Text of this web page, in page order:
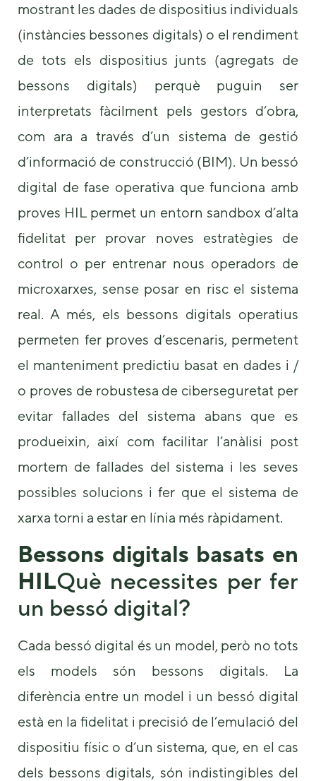
mostrant les dades de dispositius individuals
(instàncies bessones digitals) o el rendiment
de tots els dispositius junts (agregats de
bessons digitals) perquè puguin ser
interpretats fàcilment pels gestors d’obra,
com ara a través d’un sistema de gestió
d’informació de construcció (BIM). Un bessó
digital de fase operativa que funciona amb
proves HIL permet un entorn sandbox d’alta
fidelitat per provar noves estratègies de
control o per entrenar nous operadors de
microxarxes, sense posar en risc el sistema
real. A més, els bessons digitals operatius
permeten fer proves d’escenaris, permetent
el manteniment predictiu basat en dades i /
o proves de robustesa de ciberseguretat per
evitar fallades del sistema abans que es
produeixin, així com facilitar l’anàlisi post
mortem de fallades del sistema i les seves
possibles solucions i fer que el sistema de
xarxa torni a estar en línia més ràpidament.
Bessons digitals basats en
HILQuè necessites per fer
un bessó digital?
Cada bessó digital és un model, però no tots
els models són bessons digitals. La
diferència entre un model i un bessó digital
està en la fidelitat i precisió de l’emulació del
dispositiu físic o d’un sistema, que, en el cas
dels bessons digitals, són indistingibles del